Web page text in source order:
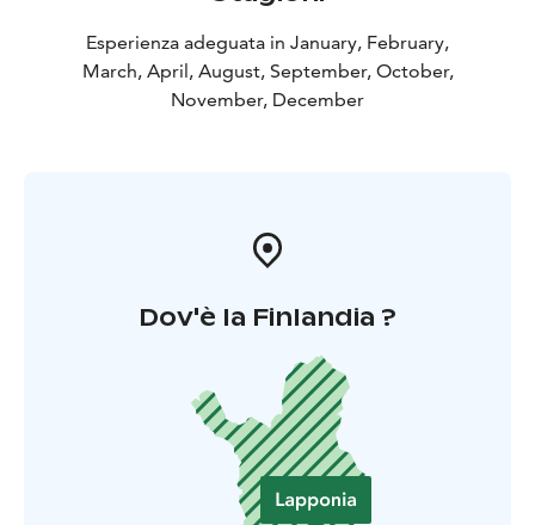
l’Apukka Resort offre l’ospitalità lappone con storie del
passato e avventure del presente. Dai visitatori
individuali ai viaggi premio e altre gite organizzate, i
nostri ospiti vengono sempre accolti con gentilezza e
Esperienza adeguata in January, February,
March, April, August, September, October,
November, December
Dov'è la Finlandia ?